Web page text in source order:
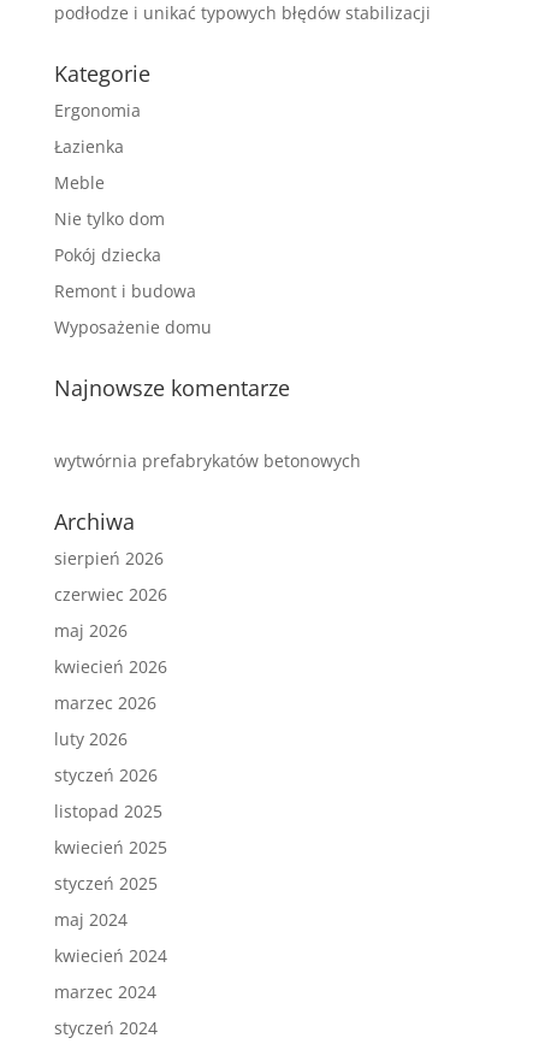
podłodze i unikać typowych błędów stabilizacji
Kategorie
Ergonomia
Łazienka
Meble
Nie tylko dom
Pokój dziecka
Remont i budowa
Wyposażenie domu
Najnowsze komentarze
wytwórnia prefabrykatów betonowych
Archiwa
sierpień 2026
czerwiec 2026
maj 2026
kwiecień 2026
marzec 2026
luty 2026
styczeń 2026
listopad 2025
kwiecień 2025
styczeń 2025
maj 2024
kwiecień 2024
marzec 2024
styczeń 2024